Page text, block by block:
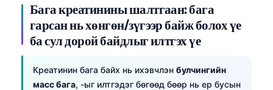
Бага креатинины шалтгаан: бага
гарсан нь хөнгөн/зүгээр байж болох үе
ба сул дорой байдлыг илтгэх үе
Креатинин бага байх нь ихэвчлэн булчингийн
масс бага, -ыг илтгэдэг бөгөөд бөөр нь ер бусын
Bahasa Indonesia
Íslenska
Српски језик